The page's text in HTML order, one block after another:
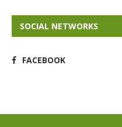
SOCIAL NETWORKS
FACEBOOK